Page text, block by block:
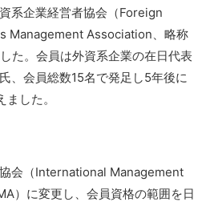
系企業経営者協会（Foreign
Management Association、略称
た。会員は外資系企業の在日代表
、会員総数15名で発足し5年後に
した。
会（International Management
）に変更し、会員資格の範囲を日